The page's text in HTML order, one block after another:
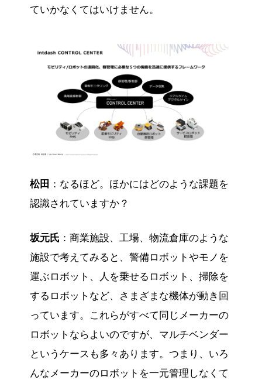
ていかなくてはいけません。
松田 ：なるほど。ほかにはどのような課題を
認識されていますか？
坂元氏 ：商業施設、工場、物流倉庫のような
施設で考えてみると、警備ロボットやモノを
運ぶロボット、人を乗せるロボット、掃除を
するロボットなど、さまざまな機体が動き回
っています。これらがすべて同じメーカーの
ロボットならよいのですが、マルチベンダー
というケースも多々あります。つまり、いろ
んなメーカーのロボットを一元管理しなくて